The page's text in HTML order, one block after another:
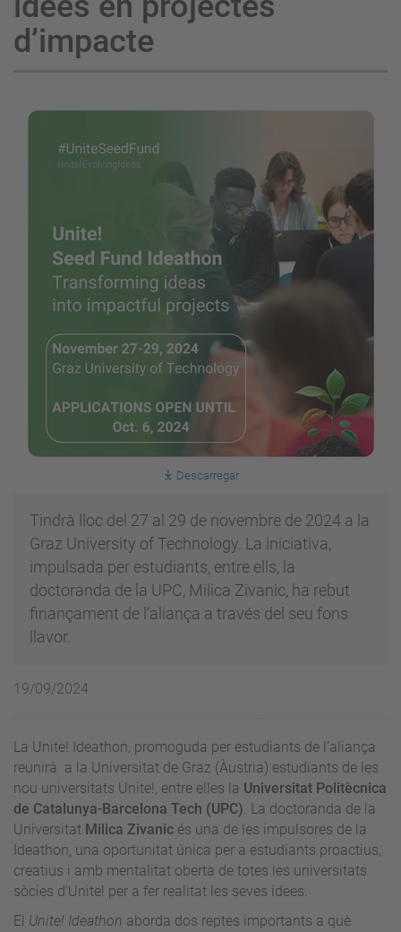
d’impacte
Descarregar
Tindrà lloc del 27 al 29 de novembre de 2024 a la
Graz University of Technology. La iniciativa,
impulsada per estudiants, entre ells, la
doctoranda de la UPC, Milica Zivanic, ha rebut
finançament de l’aliança a través del seu fons
llavor.
19/09/2024
La Unite! Ideathon, promoguda per estudiants de l’aliança
reunirà a la Universitat de Graz (Àustria) estudiants de les
nou universitats Unite!, entre elles la Universitat Politècnica
de Catalunya-Barcelona Tech (UPC). La doctoranda de la
Universitat Milica Zivanic és una de les impulsores de la
Ideathon, una oportunitat única per a estudiants proactius,
creatius i amb mentalitat oberta de totes les universitats
sòcies d'Unite! per a fer realitat les seves idees.
El Unite! Ideathon aborda dos reptes importants a què